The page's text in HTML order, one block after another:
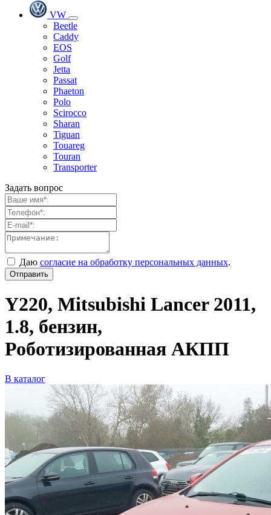
VW
Beetle
Caddy
EOS
Golf
Jetta
Passat
Phaeton
Polo
Scirocco
Sharan
Tiguan
Touareg
Touran
Transporter
Задать вопрос
Даю согласие на обработку персональных данных.
Отправить
Y220, Mitsubishi Lancer 2011,
1.8, бензин,
Роботизированная АКПП
В каталог